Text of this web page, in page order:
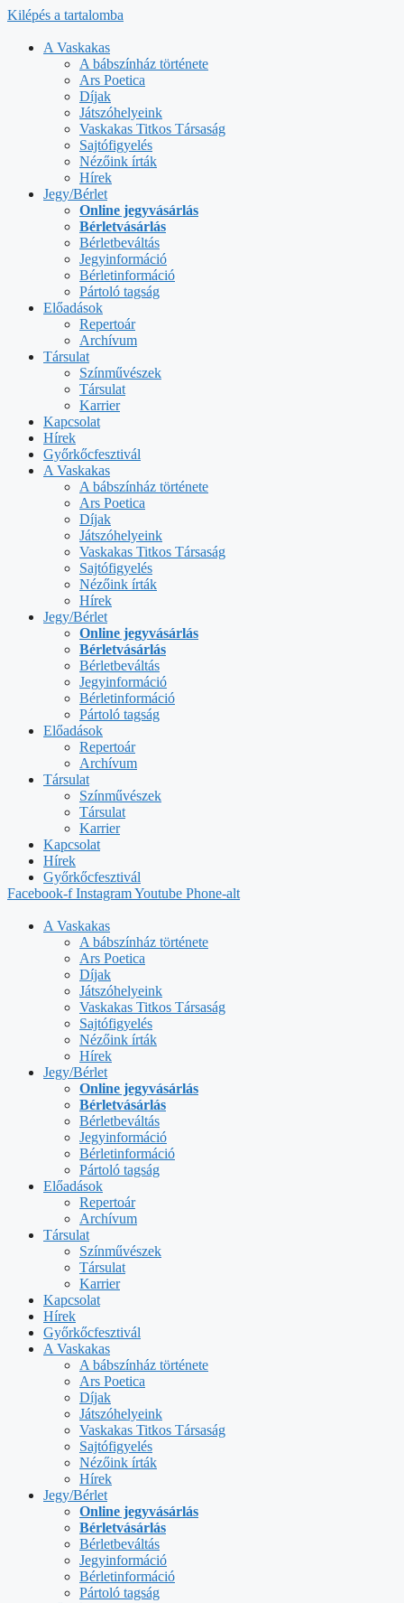
Kilépés a tartalomba
A Vaskakas
A bábszínház története
Ars Poetica
Díjak
Játszóhelyeink
Vaskakas Titkos Társaság
Sajtófigyelés
Nézőink írták
Hírek
Jegy/Bérlet
Online jegyvásárlás
Bérletvásárlás
Bérletbeváltás
Jegyinformáció
Bérletinformáció
Pártoló tagság
Előadások
Repertoár
Archívum
Társulat
Színművészek
Társulat
Karrier
Kapcsolat
Hírek
Győrkőcfesztivál
A Vaskakas
A bábszínház története
Ars Poetica
Díjak
Játszóhelyeink
Vaskakas Titkos Társaság
Sajtófigyelés
Nézőink írták
Hírek
Jegy/Bérlet
Online jegyvásárlás
Bérletvásárlás
Bérletbeváltás
Jegyinformáció
Bérletinformáció
Pártoló tagság
Előadások
Repertoár
Archívum
Társulat
Színművészek
Társulat
Karrier
Kapcsolat
Hírek
Győrkőcfesztivál
Facebook-f InstagramYoutube Phone-alt
A Vaskakas
A bábszínház története
Ars Poetica
Díjak
Játszóhelyeink
Vaskakas Titkos Társaság
Sajtófigyelés
Nézőink írták
Hírek
Jegy/Bérlet
Online jegyvásárlás
Bérletvásárlás
Bérletbeváltás
Jegyinformáció
Bérletinformáció
Pártoló tagság
Előadások
Repertoár
Archívum
Társulat
Színművészek
Társulat
Karrier
Kapcsolat
Hírek
Győrkőcfesztivál
A Vaskakas
A bábszínház története
Ars Poetica
Díjak
Játszóhelyeink
Vaskakas Titkos Társaság
Sajtófigyelés
Nézőink írták
Hírek
Jegy/Bérlet
Online jegyvásárlás
Bérletvásárlás
Bérletbeváltás
Jegyinformáció
Bérletinformáció
Pártoló tagság